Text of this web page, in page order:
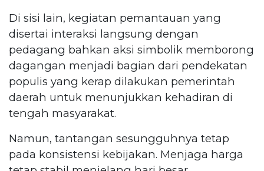
Di sisi lain, kegiatan pemantauan yang
disertai interaksi langsung dengan
pedagang bahkan aksi simbolik memborong
dagangan menjadi bagian dari pendekatan
populis yang kerap dilakukan pemerintah
daerah untuk menunjukkan kehadiran di
tengah masyarakat.
Namun, tantangan sesungguhnya tetap
pada konsistensi kebijakan. Menjaga harga